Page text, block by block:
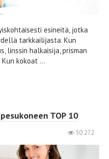
esineitä, jotka
tarkkailijasta. Kun
linssin halkaisija, prisman
kokoat ...
TOP 10
50 272